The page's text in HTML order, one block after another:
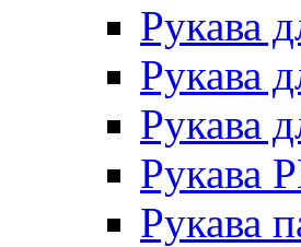
Рукава
Рукава
Рукава
Рукава
Рукава